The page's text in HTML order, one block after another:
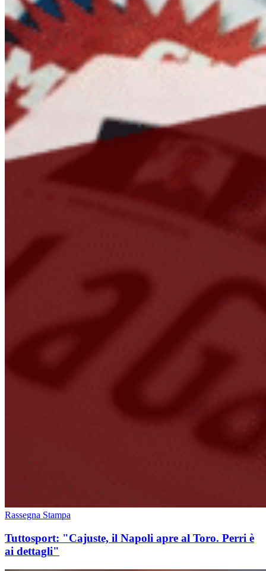
Rassegna Stampa
Tuttosport: "Cajuste, il Napoli apre al Toro. Perri è
ai dettagli"